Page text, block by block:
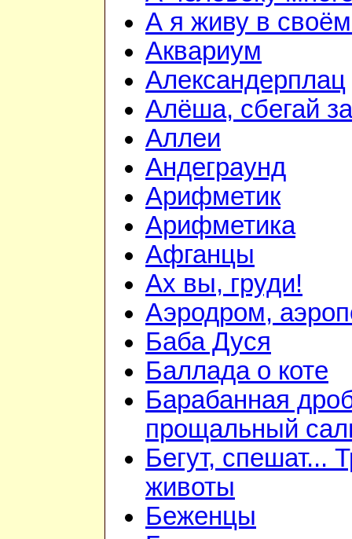
А я живу в своём
Аквариум
Александерплац
Алёша, сбегай
Аллеи
Андеграунд
Арифметик
Арифметика
Афганцы
Ах вы, груди!
Аэродром,
Баба Дуся
Баллада о коте
Барабанная
прощальный
Бегут, спешат...
животы
Беженцы